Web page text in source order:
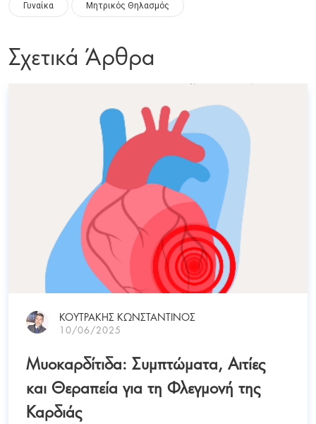
Γυναίκα Μητρικός Θηλασμός
Σχετικά Άρθρα
ΚΟΥΤΡΑΚΗΣ ΚΩΝΣΤΑΝΤΙΝΟΣ
10/06/2025
Μυοκαρδίτιδα: Συμπτώματα, Αιτίες
και Θεραπεία για τη Φλεγμονή της
Καρδιάς